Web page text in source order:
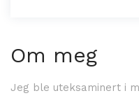
Om meg
Jeg ble uteksaminert i